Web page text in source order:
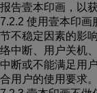
报告壹本印画，以
7.2.2 使用壹本印画
节不稳定因素的影
络中断、用户关机
中断或不能满足用
合用户的使用要求。